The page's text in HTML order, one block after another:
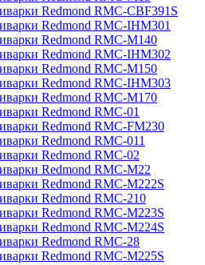
Redmond RMC-CBF391S
Redmond RMC-IHM301
Redmond RMC-M140
Redmond RMC-IHM302
Redmond RMC-M150
Redmond RMC-IHM303
Redmond RMC-M170
Redmond RMC-01
Redmond RMC-FM230
Redmond RMC-011
Redmond RMC-02
Redmond RMC-M22
Redmond RMC-M222S
Redmond RMC-210
Redmond RMC-M223S
Redmond RMC-M224S
Redmond RMC-28
Redmond RMC-M225S